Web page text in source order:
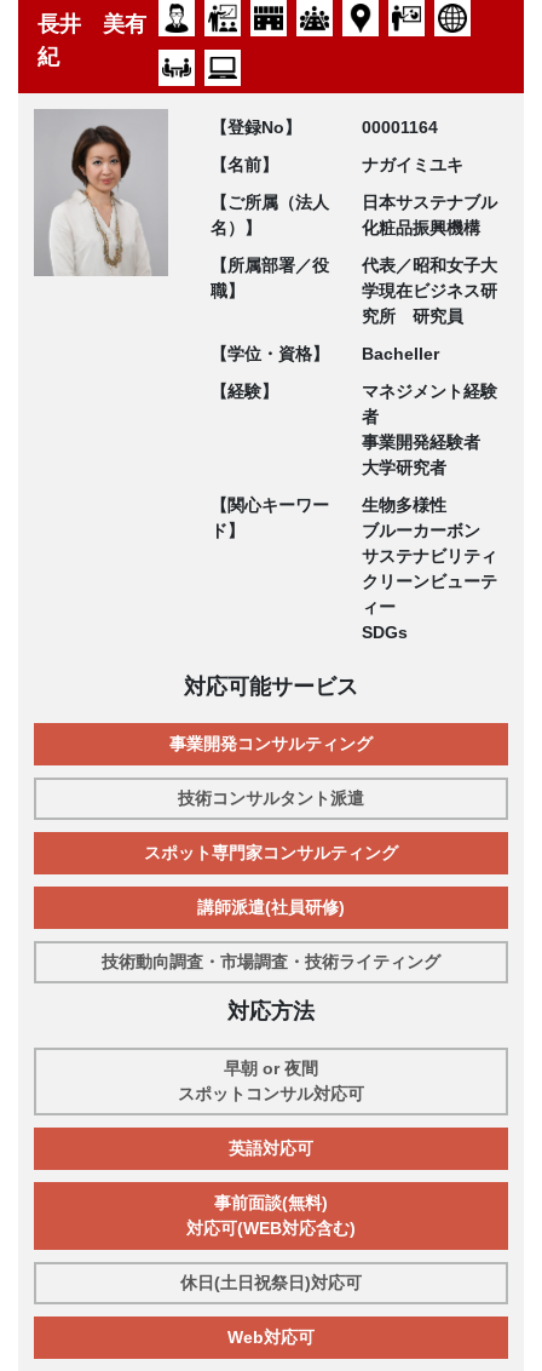
長井 美有
紀
【登録No】
00001164
【名前】
ナガイミユキ
【ご所属（法人
名）】
日本サステナブル
化粧品振興機構
【所属部署／役
職】
代表／昭和女子大
学現在ビジネス研
究所 研究員
【学位・資格】
Bacheller
【経験】
マネジメント経験
者
事業開発経験者
大学研究者
【関心キーワー
ド】
生物多様性
ブルーカーボン
サステナビリティ
クリーンビューテ
ィー
SDGs
対応可能サービス
事業開発コンサルティング
技術コンサルタント派遣
スポット専門家コンサルティング
講師派遣(社員研修)
技術動向調査・市場調査・技術ライティング
対応方法
早朝 or 夜間
スポットコンサル対応可
英語対応可
事前面談(無料)
対応可(WEB対応含む)
休日(土日祝祭日)対応可
Web対応可